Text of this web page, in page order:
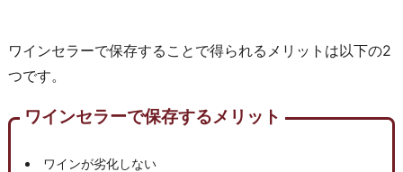
ワインセラーで保存することで得られるメリットは以下の2
つです。
ワインセラーで保存するメリット
ワインが劣化しない